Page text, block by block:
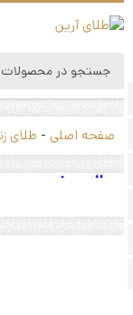
صفحه اصلی- طلای